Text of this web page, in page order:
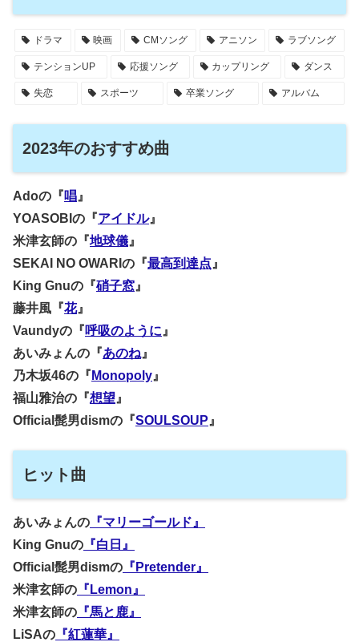
ドラマ 映画 CMソング アニソン ラブソング
テンションUP 応援ソング カップリング ダンス
失恋 スポーツ 卒業ソング アルバム
2023年のおすすめ曲
Adoの『唱 』
YOASOBIの『アイドル』
米津玄師の『地球儀 』
SEKAI NO OWARIの『最高到達点 』
King Gnuの『硝子窓 』
藤井風『花』
Vaundyの『呼吸のように 』
あいみょんの『あのね 』
乃木坂46の『 Monopoly 』
福山雅治の『想望 』
Official髭男dismの『SOULSOUP 』
ヒット曲
あいみょんの 『マリーゴールド』
King Gnuの 『白日』
Official髭男dismの 『Pretender』
米津玄師の 『Lemon』
米津玄師の 『馬と鹿』
LiSAの 『紅蓮華』